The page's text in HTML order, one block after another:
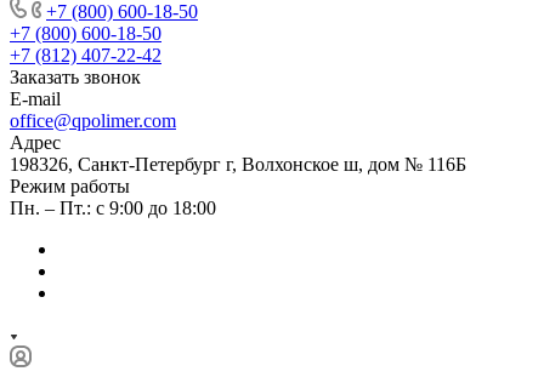
+7 (800) 600-18-50
+7 (800) 600-18-50
+7 (812) 407-22-42
Заказать звонок
E-mail
office@qpolimer.com
Адрес
198326, Санкт-Петербург г, Волхонское ш, дом № 116Б
Режим работы
Пн. – Пт.: с 9:00 до 18:00